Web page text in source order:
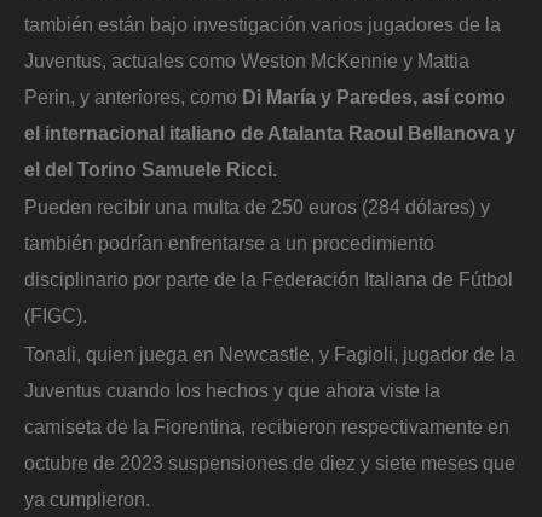
también están bajo investigación varios jugadores de la
Juventus, actuales como Weston McKennie y Mattia
Perin, y anteriores, como Di María y Paredes, así como
el internacional italiano de Atalanta Raoul Bellanova y
el del Torino Samuele Ricci.
Pueden recibir una multa de 250 euros (284 dólares) y
también podrían enfrentarse a un procedimiento
disciplinario por parte de la Federación Italiana de Fútbol
(FIGC).
Tonali, quien juega en Newcastle, y Fagioli, jugador de la
Juventus cuando los hechos y que ahora viste la
camiseta de la Fiorentina, recibieron respectivamente en
octubre de 2023 suspensiones de diez y siete meses que
ya cumplieron.